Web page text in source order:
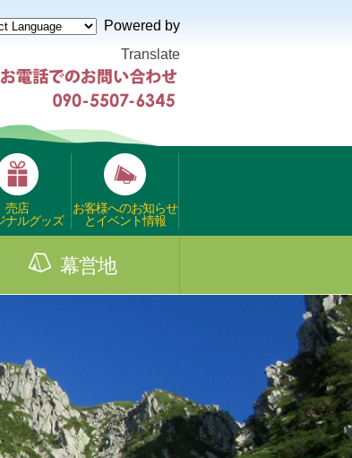
Powered by
Translate
売店
ナルグッズ
お客様へのお知らせ
とイベント情報
幕営地